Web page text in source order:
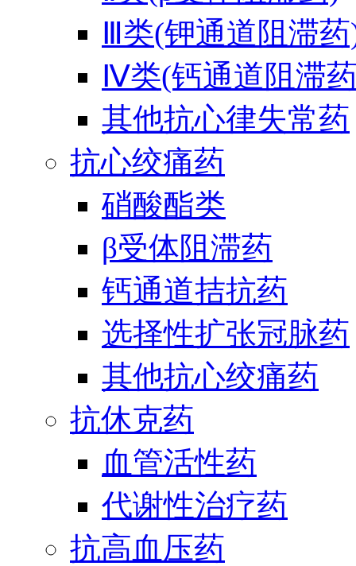
Ⅲ类(钾通道阻滞
Ⅳ类(钙通道阻滞
其他抗心律失常药
抗心绞痛药
硝酸酯类
β受体阻滞药
钙通道拮抗药
选择性扩张冠脉药
其他抗心绞痛药
抗休克药
血管活性药
代谢性治疗药
抗高血压药